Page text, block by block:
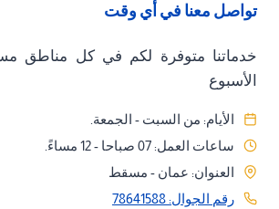
تواصل معنا في أي وقت
خدماتنا متوفرة لكم في كل مناطق
الأسبوع
الأيام: من السبت - الجمعة.
ساعات العمل: 07 صباحا - 12 مساءً.
العنوان: عمان - مسقط
رقم الجوال: 78641588